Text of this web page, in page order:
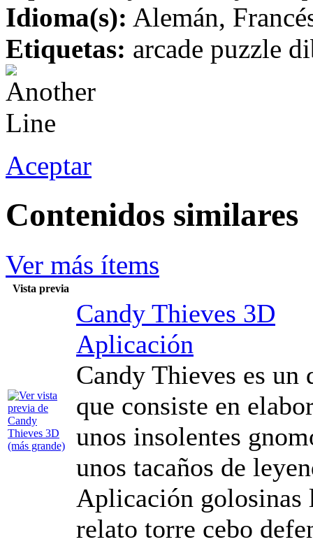
Idioma(s): Alemán,
Etiquetas: arcade puzzle
Aceptar
Contenidos similares
Ver más ítems
Vista previa
Candy Thieves 3D
Aplicación
Candy Thieves es un
que consiste en
unos insolentes
unos tacaños de
Aplicación golosinas
relato torre cebo